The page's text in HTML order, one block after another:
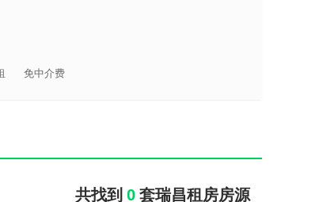
免中介费
共找到 0 套瑞昌租房房源